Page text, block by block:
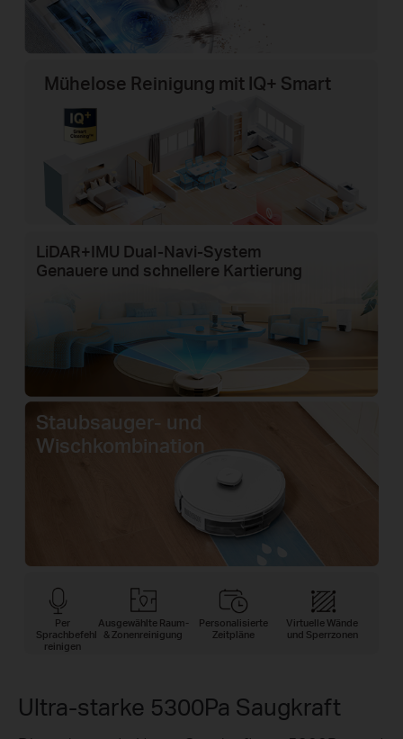
Mühelose Reinigung mit IQ+ Smart
LiDAR+IMU Dual-Navi-System
Genauere und schnellere Kartierung
Staubsauger- und
Wischkombination
Per
Sprachbefehl
reinigen
Ausgewählte Raum-
& Zonenreinigung
Personalisierte
Zeitpläne
Virtuelle Wände
und Sperrzonen
Ultra-starke 5300Pa Saugkraft